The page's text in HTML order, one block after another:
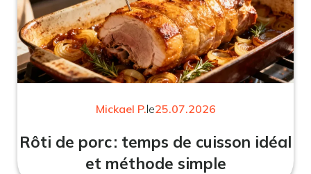
Mickael P.le25.07.2026
Rôti de porc : temps de cuisson idéal
et méthode simple